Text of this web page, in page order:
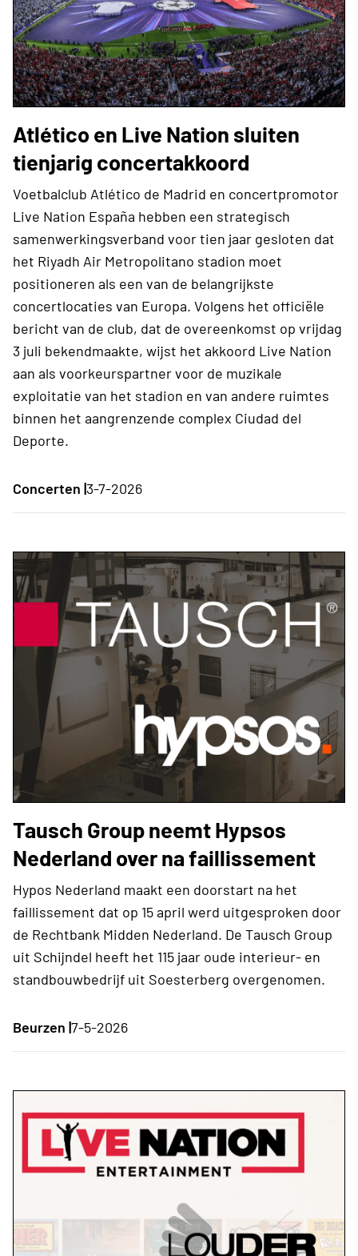
Atlético en Live Nation sluiten
tienjarig concertakkoord
Voetbalclub Atlético de Madrid en concertpromotor
Live Nation España hebben een strategisch
samenwerkingsverband voor tien jaar gesloten dat
het Riyadh Air Metropolitano stadion moet
positioneren als een van de belangrijkste
concertlocaties van Europa. Volgens het officiële
bericht van de club, dat de overeenkomst op vrijdag
3 juli bekendmaakte, wijst het akkoord Live Nation
aan als voorkeurspartner voor de muzikale
exploitatie van het stadion en van andere ruimtes
binnen het aangrenzende complex Ciudad del
Deporte.
Concerten |3-7-2026
Tausch Group neemt Hypsos
Nederland over na faillissement
Hypos Nederland maakt een doorstart na het
faillissement dat op 15 april werd uitgesproken door
de Rechtbank Midden Nederland. De Tausch Group
uit Schijndel heeft het 115 jaar oude interieur- en
standbouwbedrijf uit Soesterberg overgenomen.
Beurzen |7-5-2026